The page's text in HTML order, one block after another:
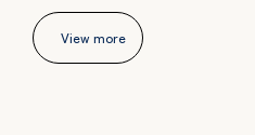
View more